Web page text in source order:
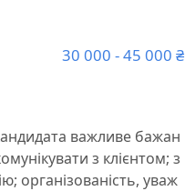
30 000 - 45 000 ₴
важливе бажан
з клієнтом; з
організованість, уваж